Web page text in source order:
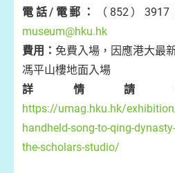
電話/電郵：
（852）
museum@hku.hk
費用： 免費入場，因應港大最
馮平山樓地面入場
詳情請
https://umag.hku.hk/
handheld-song-to-qing-
the-scholars-studio/